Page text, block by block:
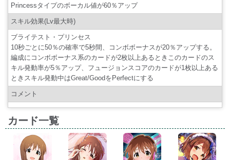
Princessタイプのボーカル値が60％アップ
スキル効果(Lv最大時)
ブライテスト・プリンセス
10秒ごとに50％の確率で5秒間、コンボボーナスが20％アップする。
編成にコンボボーナス系のカードが2枚以上あるときこのカードのス
キル発動率が5％アップ、フュージョンスコアのカードが1枚以上ある
ときスキル発動中はGreat/GoodをPerfectにする
コメント
カード一覧